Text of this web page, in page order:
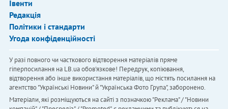
Івенти
Редакція
Політики і стандарти
Угода конфіденційності
У разі повного чи часткового відтворення матеріалів пряме
гіперпосилання на LB.ua обов'язкове! Передрук, копіювання,
відтворення або інше використання матеріалів, що містять посилання на
агентство "Українськi Новини" й "Українська Фото Група", заборонено.
Матеріали, які розміщуються на сайті з позначкою "Реклама" / "Новини